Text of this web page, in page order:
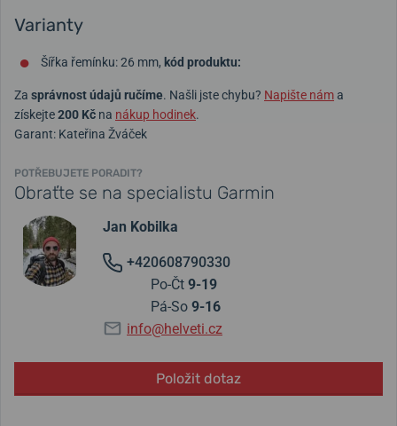
Varianty
Šířka řemínku: 26 mm, kód produktu:
Za správnost údajů ručíme. Našli jste chybu? Napište náma
získejte200 Kč na nákup hodinek.
Garant: Kateřina Žváček
POTŘEBUJETE PORADIT?
Obraťte se na specialistu Garmin
Jan Kobilka
+420608790330
Po-Čt 9-19
Pá-So 9-16
info@helveti.cz
Položit dotaz